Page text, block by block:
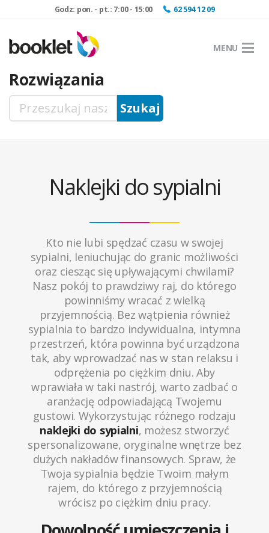
Godz: pon. - pt.: 7:00 - 15:00 62 594 12 09
MENU
Rozwiązania
Naklejki do sypialni
Kto nie lubi spędzać czasu w swojej
sypialni, leniuchując do granic możliwości
oraz ciesząc się upływającymi chwilami?
Nasz pokój to prawdziwy raj, do którego
powinniśmy wracać z wielką
przyjemnością. Bez wątpienia również
sypialnia to bardzo indywidualna, intymna
przestrzeń, która powinna być urządzona
tak, aby wprowadzać nas w stan relaksu i
odprężenia po ciężkim dniu. Aby
wprawiała w taki nastrój, warto zadbać o
aranżację odpowiadającą Twojemu
gustowi. Wykorzystując różnego rodzaju
naklejki do sypialni, możesz stworzyć
spersonalizowane, oryginalne wnętrze bez
dużych nakładów finansowych. Spraw, że
Twoja sypialnia będzie Twoim małym
rajem, do którego z przyjemnością
wrócisz po ciężkim dniu pracy.